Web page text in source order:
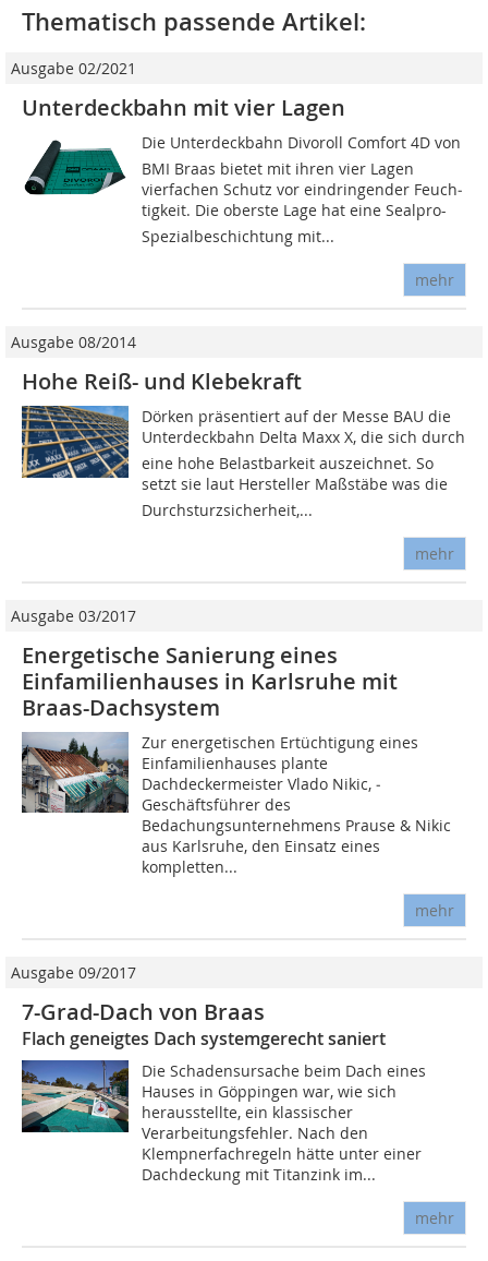
Thematisch passende Artikel:
Ausgabe 02/2021
Unterdeckbahn mit vier Lagen
Die Unterdeckbahn Divoroll Comfort 4D von
BMI Braas bietet mit ihren vier Lagen
vierfachen Schutz vor eindringender Feuch­
tigkeit. Die oberste Lage hat eine Sealpro-
Spezialbeschichtung mit...
mehr
Ausgabe 08/2014
Hohe Reiß- und Klebekraft
Dörken präsentiert auf der Messe BAU die
Unterdeckbahn Delta Maxx X, die sich durch
eine hohe Belastbarkeit auszeichnet. So
setzt sie laut Hersteller Maßstäbe was die
Durchsturzsicherheit,...
mehr
Ausgabe 03/2017
Energetische Sanierung eines
Einfamilienhauses in Karlsruhe mit
Braas-Dachsystem
Zur energetischen Ertüchtigung eines
Einfamilienhauses plante
Dachdeckermeister Vlado Nikic, ­
Geschäftsführer des
Bedachungsunternehmens Prause & Nikic
aus Karlsruhe, den Einsatz eines
kompletten...
mehr
Ausgabe 09/2017
7-Grad-Dach von Braas
Flach geneigtes Dach systemgerecht saniert
Die Schadensursache beim Dach eines
Hauses in Göppingen war, wie sich
herausstellte, ein klassischer
Verarbeitungsfehler. Nach den
Klempnerfachregeln hätte unter einer
Dachdeckung mit Titanzink im...
mehr